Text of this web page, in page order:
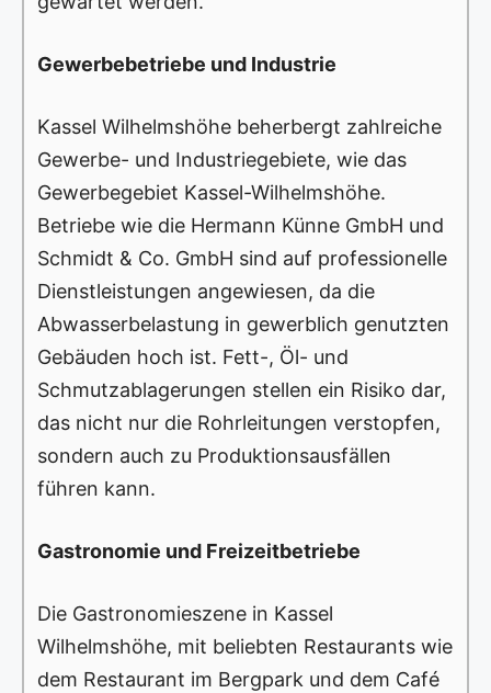
Gewerbebetriebe und Industrie
Kassel Wilhelmshöhe beherbergt zahlreiche
Gewerbe- und Industriegebiete, wie das
Gewerbegebiet Kassel-Wilhelmshöhe.
Betriebe wie die Hermann Künne GmbH und
Schmidt & Co. GmbH sind auf professionelle
Dienstleistungen angewiesen, da die
Abwasserbelastung in gewerblich genutzten
Gebäuden hoch ist. Fett-, Öl- und
Schmutzablagerungen stellen ein Risiko dar,
das nicht nur die Rohrleitungen verstopfen,
sondern auch zu Produktionsausfällen
führen kann.
Gastronomie und Freizeitbetriebe
Die Gastronomieszene in Kassel
Wilhelmshöhe, mit beliebten Restaurants wie
dem Restaurant im Bergpark und dem Café